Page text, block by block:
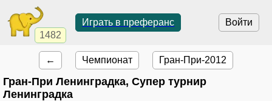
1482
Войти
Играть в преферанс
← Чемпионат Гран-При-2012
Гран-При Ленинградка, Супер турнир
Ленинградка